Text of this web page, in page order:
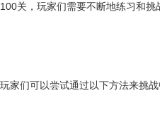
关，玩家们需要不断地练习和
家们可以尝试通过以下方法来挑战